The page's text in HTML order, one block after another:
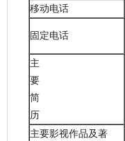
移动电话
固定电话
主
要
简
历
主要影视作品及著